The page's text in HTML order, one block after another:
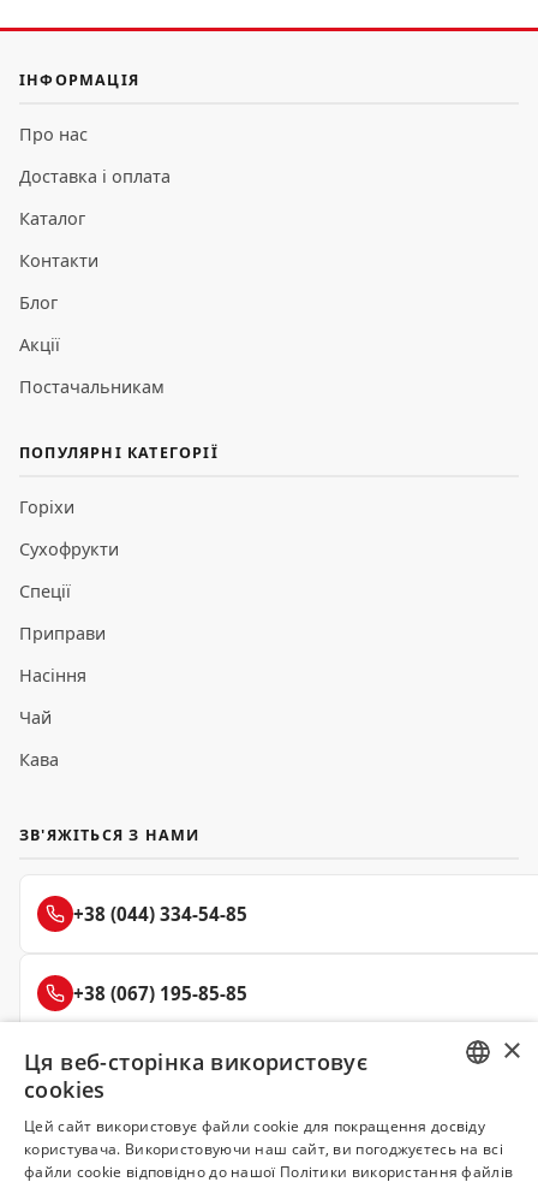
ІНФОРМАЦІЯ
Про нас
Доставка і оплата
Каталог
Контакти
Блог
Акції
Постачальникам
ПОПУЛЯРНІ КАТЕГОРІЇ
Горіхи
Сухофрукти
Спеції
Приправи
Насіння
Чай
Кава
ЗВ'ЯЖІТЬСЯ З НАМИ
+38 (044) 334-54-85
+38 (067) 195-85-85
+38 (050) 145-85-45
UKRAINIAN
×
Ця веб-сторінка використовує
cookies
Цей сайт використовує файли cookie для покращення досвіду
користувача. Використовуючи наш сайт, ви погоджуєтесь на всі
файли cookie відповідно до нашої Політики використання файлів